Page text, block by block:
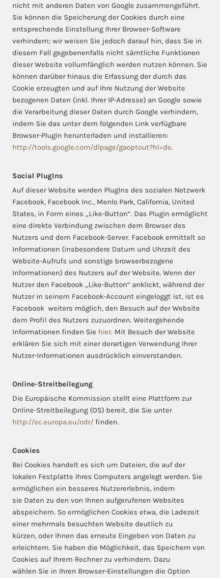
nicht mit anderen Daten von Google zusammengeführt.
Sie können die Speicherung der Cookies durch eine
entsprechende Einstellung Ihrer Browser-Software
verhindern; wir weisen Sie jedoch darauf hin, dass Sie in
diesem Fall gegebenenfalls nicht sämtliche Funktionen
dieser Website vollumfänglich werden nutzen können. Sie
können darüber hinaus die Erfassung der durch das
Cookie erzeugten und auf Ihre Nutzung der Website
bezogenen Daten (inkl. Ihrer IP-Adresse) an Google sowie
die Verarbeitung dieser Daten durch Google verhindern,
indem Sie das unter dem folgenden Link verfügbare
Browser-Plugin herunterladen und installieren:
http://tools.google.com/dlpage/gaoptout?hl=de.
Social PlugIns
Auf dieser Website werden PlugIns des sozialen Netzwerk
Facebook, Facebook Inc., Menlo Park, California, United
States, in Form eines „Like-Button“. Das Plugin ermöglicht
eine direkte Verbindung zwischen dem Browser des
Nutzers und dem Facebook-Server. Facebook ermittelt so
Informationen (insbesondere Datum und Uhrzeit des
Website-Aufrufs und sonstige browserbezogene
Informationen) des Nutzers auf der Website. Wenn der
Nutzer den Facebook „Like-Button“ anklickt, während der
Nutzer in seinem Facebook-Account eingeloggt ist, ist es
Facebook weiters möglich, den Besuch auf der Website
dem Profil des Nutzers zuzuordnen. Weitergehende
Informationen finden Sie hier. Mit Besuch der Website
erklären Sie sich mit einer derartigen Verwendung Ihrer
Nutzer-Informationen ausdrücklich einverstanden.
Online-Streitbeilegung
Die Europäische Kommission stellt eine Plattform zur
Online-Streitbeilegung (OS) bereit, die Sie unter
http://ec.europa.eu/odr/ finden.
Cookies
Bei Cookies handelt es sich um Dateien, die auf der
lokalen Festplatte Ihres Computers angelegt werden. Sie
ermöglichen ein besseres Nutzererlebnis, indem
sie Daten zu den von Ihnen aufgerufenen Websites
abspeichern. So ermöglichen Cookies etwa, die Ladezeit
einer mehrmals besuchten Website deutlich zu
kürzen, oder Ihnen das erneute Eingeben von Daten zu
erleichtern. Sie haben die Möglichkeit, das Speichern von
Cookies auf Ihrem Rechner zu verhindern. Dazu
wählen Sie in Ihren Browser-Einstellungen die Option